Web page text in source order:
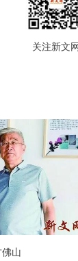
关注新文网
山